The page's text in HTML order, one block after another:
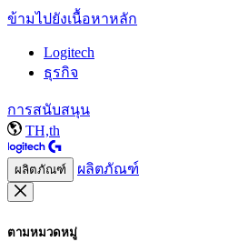
ข้ามไปยังเนื้อหาหลัก
Logitech
ธุรกิจ
การสนับสนุน
TH,th
ผลิตภัณฑ์ ผลิตภัณฑ์
ตามหมวดหมู่